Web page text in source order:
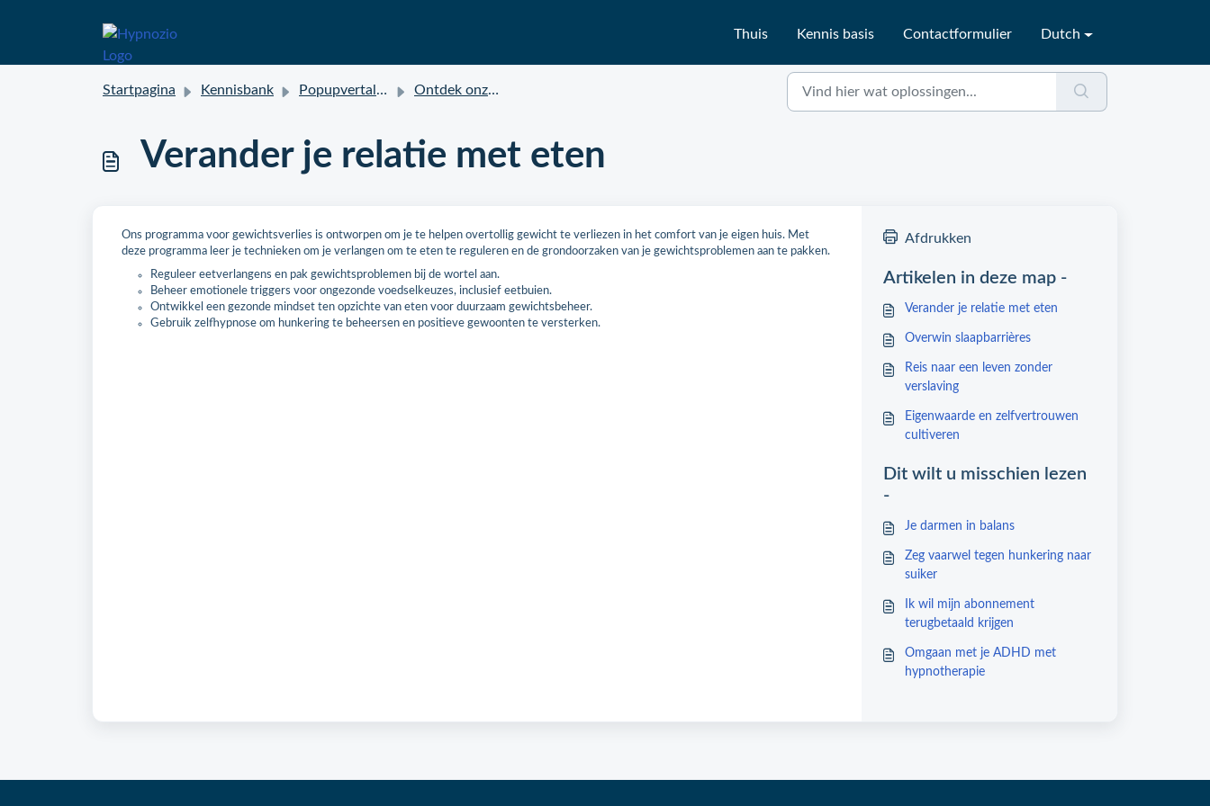
Thuis Kennis basis Contactformulier Dutch
Startpagina Kennisbank Popupvertalingen Ontdek onze programma’s
Verander je relatie met eten
Ons programma voor gewichtsverlies is ontworpen om je te helpen overtollig gewicht te verliezen in het comfort van je eigen huis. Met
deze programma leer je technieken om je verlangen om te eten te reguleren en de grondoorzaken van je gewichtsproblemen aan te pakken.
Reguleer eetverlangens en pak gewichtsproblemen bij de wortel aan.
Beheer emotionele triggers voor ongezonde voedselkeuzes, inclusief eetbuien.
Ontwikkel een gezonde mindset ten opzichte van eten voor duurzaam gewichtsbeheer.
Gebruik zelfhypnose om hunkering te beheersen en positieve gewoonten te versterken.
Afdrukken
Artikelen in deze map -
Verander je relatie met eten
Overwin slaapbarrières
Reis naar een leven zonder
verslaving
Eigenwaarde en zelfvertrouwen
cultiveren
Dit wilt u misschien lezen
-
Je darmen in balans
Zeg vaarwel tegen hunkering naar
suiker
Ik wil mijn abonnement
terugbetaald krijgen
Omgaan met je ADHD met
hypnotherapie